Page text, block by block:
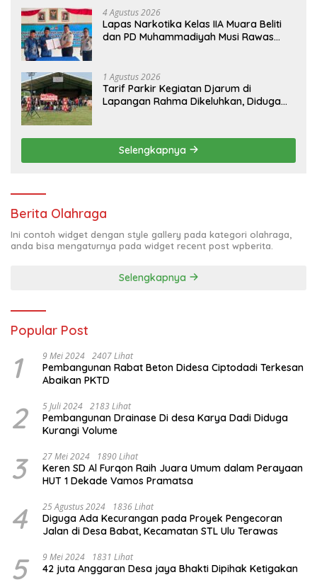
4 Agustus 2026
Lapas Narkotika Kelas IIA Muara Beliti
dan PD Muhammadiyah Musi Rawas
1 Agustus 2026
Tarif Parkir Kegiatan Djarum di
Lapangan Rahma Dikeluhkan, Diduga
Selengkapnya
Berita Olahraga
Ini contoh widget dengan style gallery pada kategori olahraga,
anda bisa mengaturnya pada widget recent post wpberita.
Selengkapnya
Popular Post
1 9 Mei 2024 2407 Lihat
Pembangunan Rabat Beton Didesa Ciptodadi Terkesan
Abaikan PKTD
2 5 Juli 2024 2183 Lihat
Pembangunan Drainase Di desa Karya Dadi Diduga
Kurangi Volume
3 27 Mei 2024 1890 Lihat
Keren SD Al Furqon Raih Juara Umum dalam Perayaan
HUT 1 Dekade Vamos Pramatsa
4 25 Agustus 2024 1836 Lihat
Diguga Ada Kecurangan pada Proyek Pengecoran
Jalan di Desa Babat, Kecamatan STL Ulu Terawas
5 9 Mei 2024 1831 Lihat
42 juta Anggaran Desa jaya Bhakti Dipihak Ketigakan